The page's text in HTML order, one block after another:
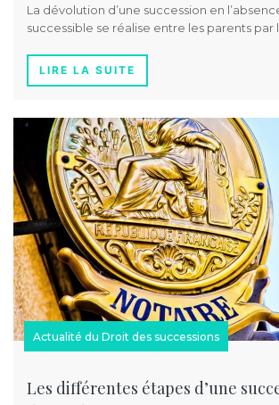
La dévolution d’une succession en
successible se réalise entre les parents par
LIRE LA SUITE
Actualité du Droit des successions
Les différentes étapes d’une